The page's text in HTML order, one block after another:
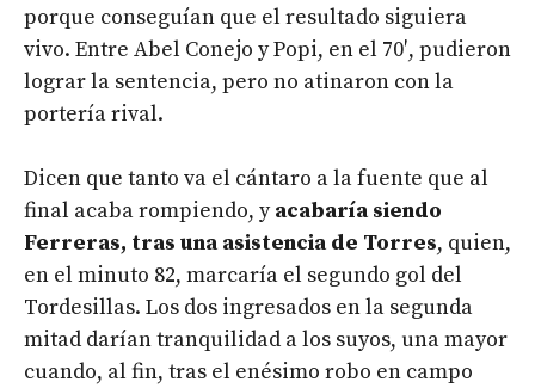
porque conseguían que el resultado siguiera
vivo. Entre Abel Conejo y Popi, en el 70′, pudieron
lograr la sentencia, pero no atinaron con la
portería rival.
Dicen que tanto va el cántaro a la fuente que al
final acaba rompiendo, yacabaría siendo
Ferreras, tras una asistencia de Torres, quien,
en el minuto 82, marcaría el segundo gol del
Tordesillas. Los dos ingresados en la segunda
mitad darían tranquilidad a los suyos, una mayor
cuando, al fin, tras el enésimo robo en campo